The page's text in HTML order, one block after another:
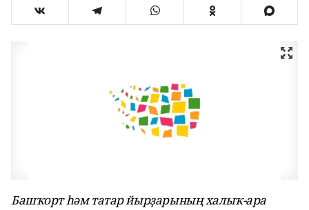
Башҡорт һәм татар йырҙарының халыҡ-ара